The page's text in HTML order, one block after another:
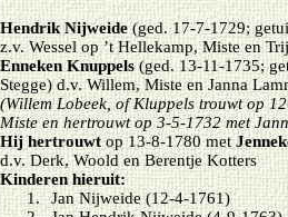
Hendrik Nijweide(ged. 17-7-1729;
z.v. Wessel op ’t Hellekamp, Miste en
Enneken Knuppels (ged. 13-11-1735;
Stegge) d.v. Willem, Miste en Janna
(Willem Lobeek, of Kluppels trouwt op
Miste en hertrouwt op 3-5-1732 met
Hij hertrouwtop 13-8-1780 met
d.v. Derk, Woold en Berentje Kotters
Kinderen hieruit:
1.
Jan Nijweide (12-4-1761)